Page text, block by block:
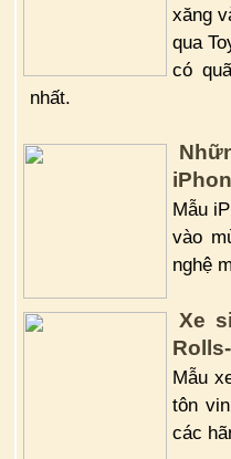
xăng
qua
có
nhất.
Mẫu
vào
nghệ
Xe
Mẫu
tôn
các